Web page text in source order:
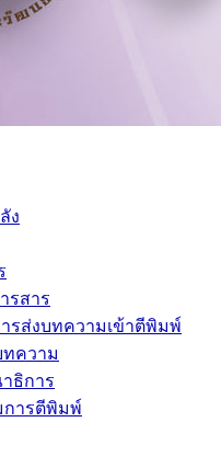
ง
รสาร
รส่งบทความเข้าตีพิมพ์
ทความ
ธิการ
การตีพิมพ์